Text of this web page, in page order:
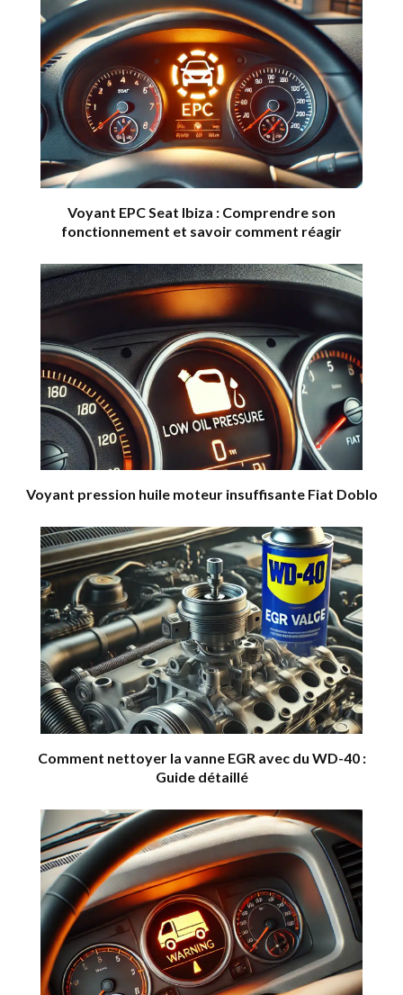
Voyant EPC Seat Ibiza : Comprendre son
fonctionnement et savoir comment réagir
Voyant pression huile moteur insuffisante Fiat Doblo
Comment nettoyer la vanne EGR avec du WD-40 :
Guide détaillé